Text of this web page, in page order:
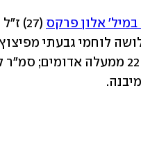
במיל' אלון פרקס